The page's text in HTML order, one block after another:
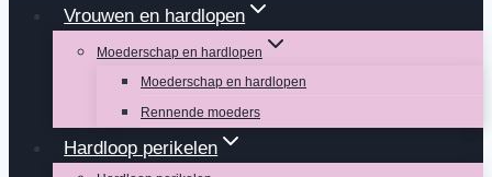
Vrouwen en hardlopen
Moederschap en hardlopen
Moederschap en hardlopen
Rennende moeders
Hardloop perikelen